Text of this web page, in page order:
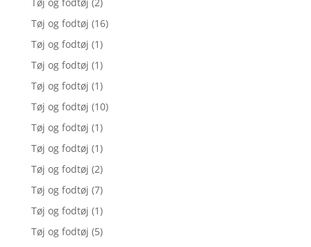
Tøj og fodtøj (16)
Tøj og fodtøj (1)
Tøj og fodtøj (1)
Tøj og fodtøj (1)
Tøj og fodtøj (10)
Tøj og fodtøj (1)
Tøj og fodtøj (1)
Tøj og fodtøj (2)
Tøj og fodtøj (7)
Tøj og fodtøj (1)
Tøj og fodtøj (5)